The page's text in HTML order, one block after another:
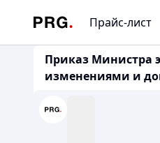
Прайс-лист
Приказ Министра
изменениями и